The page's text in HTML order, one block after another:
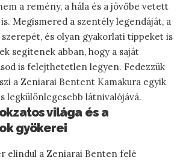
a remény, a hála és a jövőbe vetett
Megismered a szentély legendáját, a
és olyan gyakorlati tippeket is
segítenek abban, hogy a saját
is felejthetetlen legyen. Fedezzük
a Zeniarai Bentent Kamakura egyik
legkülönlegesebb látnivalójává.
világa és a
gyökerei
elindul a Zeniarai Benten felé